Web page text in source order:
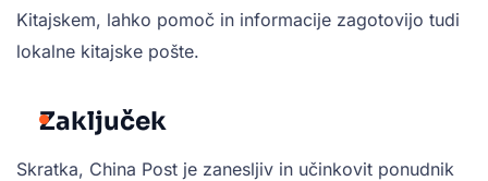
Kitajskem, lahko pomoč in informacije zagotovijo tudi
lokalne kitajske pošte.
Zaključek
Skratka, China Post je zanesljiv in učinkovit ponudnik